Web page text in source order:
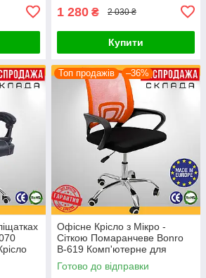
1 280 ₴ 2 030 ₴
Купити
Топ продажів –36%
Офісне Крісло з Мікро -
Сіткою Помаранчеве Bonro
B-619 Комп'ютерне для
Офісу з Сітчастою Спинкою
для Персоналу для Клієнтів
Готово до відправки